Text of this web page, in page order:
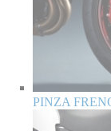
PINZA